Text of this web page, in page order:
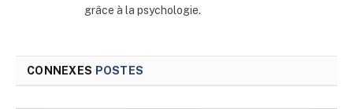
grâce à la psychologie.
CONNEXES POSTES